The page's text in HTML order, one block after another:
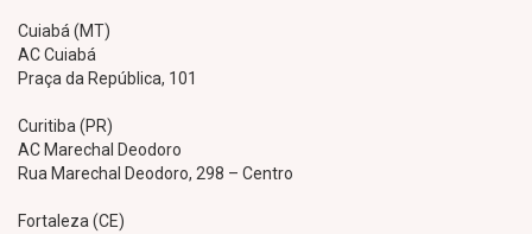
Cuiabá (MT)
AC Cuiabá
Praça da República, 101
Curitiba (PR)
AC Marechal Deodoro
Rua Marechal Deodoro, 298 – Centro
Fortaleza (CE)